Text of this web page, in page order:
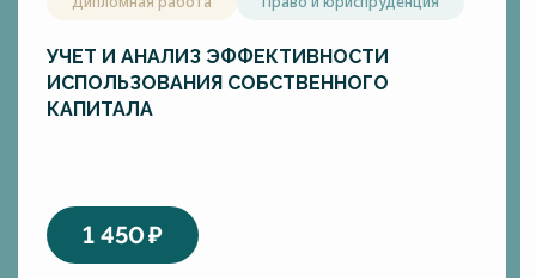
УЧЕТ И АНАЛИЗ ЭФФЕКТИВНОСТИ
ИСПОЛЬЗОВАНИЯ СОБСТВЕННОГО
КАПИТАЛА
1 450₽